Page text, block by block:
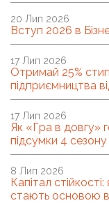
Вступ 2026 в
20 Лип 2026
Отримай 25%
підприємництва
17 Лип 2026
Як «Гра в довгу»
підсумки 4 сезону
17 Лип 2026
Капітал
стають основою
8 Лип 2026